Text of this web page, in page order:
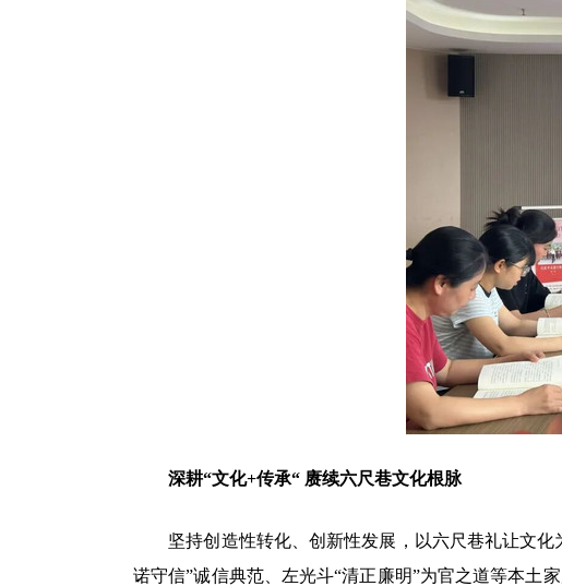
深耕“文化+传承“ 赓续六尺巷文化根脉
坚持创造性转化、创新性发展，以六尺巷礼让文化
诺守信”诚信典范、左光斗“清正廉明”为官之道等本土